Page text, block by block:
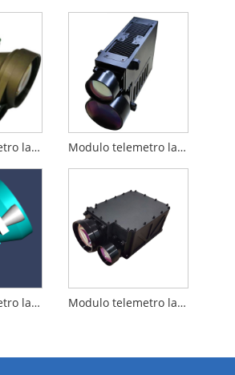
Modulo telemetro laser da 15 km Modulo telemetro laser da 12 km
Modulo telemetro laser da 20 km Modulo telemetro laser da 25 km